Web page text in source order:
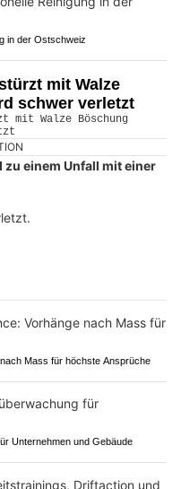
in der Ostschweiz
mit Walze
schwer verletzt
einem Unfall mit einer
Mass für höchste Ansprüche
Unternehmen und Gebäude